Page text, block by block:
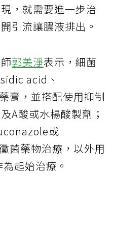
，就需要進一步治
引流讓膿液排出。
郭美淨表示，細菌
acid、
膏，並搭配使用抑制
A酸或水楊酸製劑；
或
菌藥物治療，以外用
起始治療。